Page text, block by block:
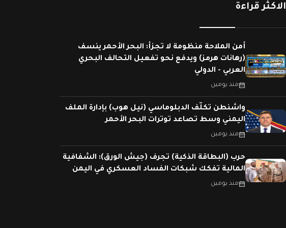
الاكثر قراءة
أمن الملاحة منظومة لا تجزأ: البحر الأحمر ينسف
(رهانات هرمز) ويدفع نحو تفعيل التحالف البحري
العربي - الدولي
منذ يومين
واشنطن تكلّف الدبلوماسي (نيل هوب) بإدارة الملف
اليمني وسط تصاعد توترات البحر الأحمر
منذ يومين
حرب (البطاقة الذكية) تجرف (جيش الورق): الشفافية
المالية تفكك شبكات الفساد العسكري في اليمن
منذ يومين